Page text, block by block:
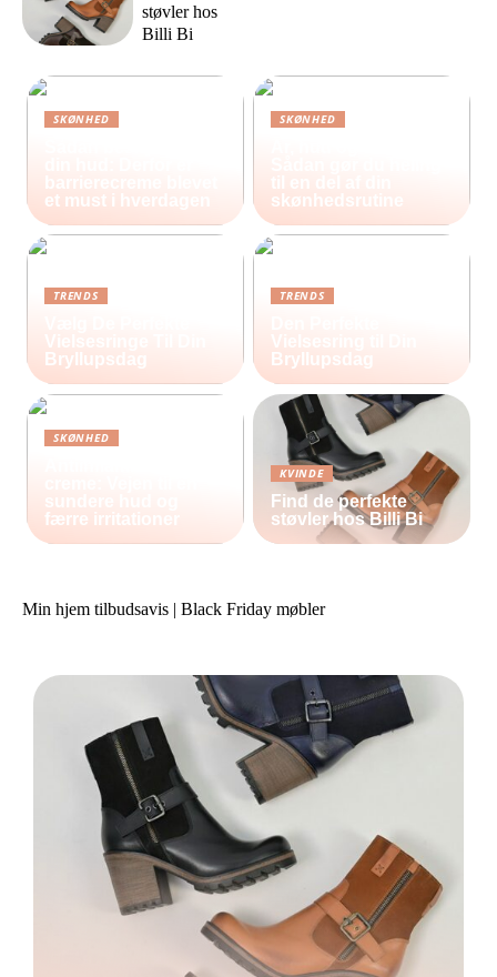
støvler hos
Billi Bi
SKØNHED
et must i hverdagen
SKØNHED
til en del af din
skønhedsrutine
TRENDS
Vielsesringe Til Din
Bryllupsdag
TRENDS
Vielsesring til Din
Bryllupsdag
SKØNHED
sundere hud og
færre irritationer
KVINDE
Find de perfekte
støvler hos Billi Bi
Min hjem tilbudsavis | Black Friday møbler